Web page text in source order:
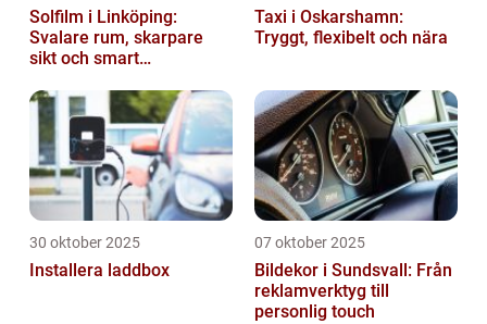
Solfilm i Linköping:
Svalare rum, skarpare
sikt och smart
Taxi i Oskarshamn:
Tryggt, flexibelt och nära
30 oktober 2025
Installera laddbox
07 oktober 2025
Bildekor i Sundsvall: Från
reklamverktyg till
personlig touch